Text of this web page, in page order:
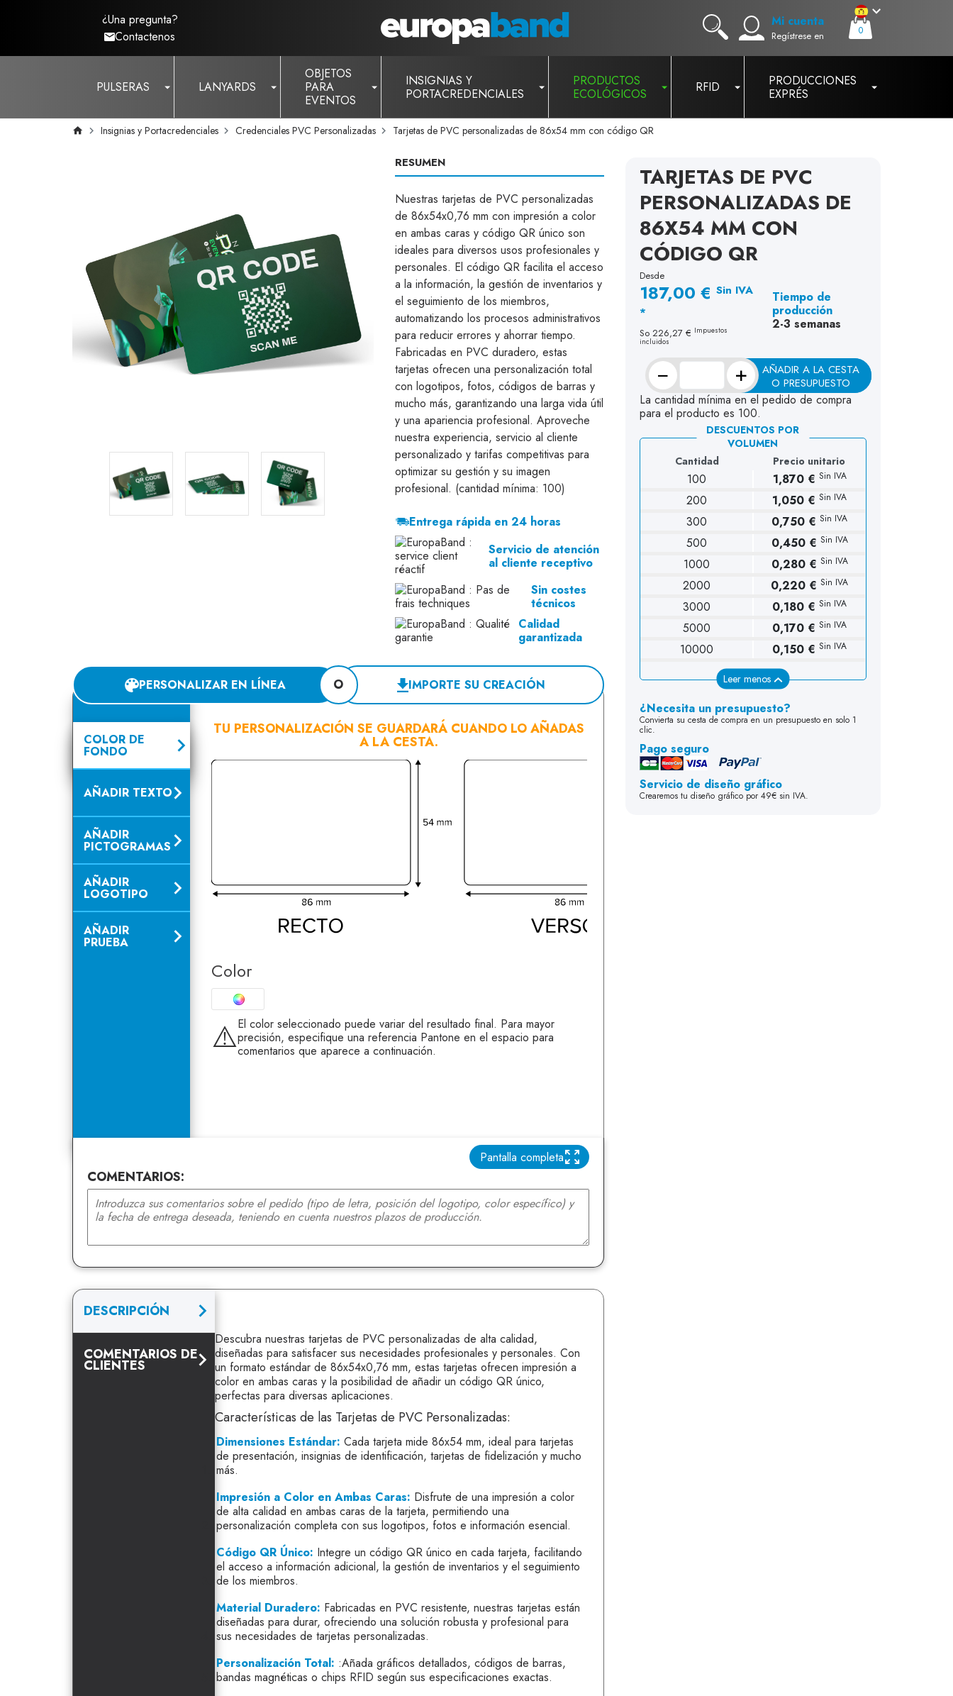
¿Una pregunta?
Contactenos
Mi cuenta
Regístrese en 0
PULSERAS LANYARDS
OBJETOS
PARA
EVENTOS
INSIGNIAS Y
PORTACREDENCIALES
PRODUCTOS
ECOLÓGICOS
RFID
PRODUCCIONES
EXPRÉS
Insignias y Portacredenciales Credenciales PVC Personalizadas Tarjetas de PVC personalizadas de 86x54 mm con código QR
RESUMEN
Nuestras tarjetas de PVC personalizadas
de 86x54x0,76 mm con impresión a color
en ambas caras y código QR único son
ideales para diversos usos profesionales y
personales. El código QR facilita el acceso
a la información, la gestión de inventarios y
el seguimiento de los miembros,
automatizando los procesos administrativos
para reducir errores y ahorrar tiempo.
Fabricadas en PVC duradero, estas
tarjetas ofrecen una personalización total
con logotipos, fotos, códigos de barras y
mucho más, garantizando una larga vida útil
y una apariencia profesional. Aproveche
nuestra experiencia, servicio al cliente
personalizado y tarifas competitivas para
optimizar su gestión y su imagen
profesional. (cantidad mínima: 100)
Entrega rápida en 24 horas
Servicio de atención
al cliente receptivo
Sin costes
técnicos
Calidad
garantizada
PERSONALIZAR EN LÍNEA O IMPORTE SU CREACIÓN
COLOR DE
FONDO
AÑADIR TEXTO
AÑADIR
PICTOGRAMAS
AÑADIR
LOGOTIPO
AÑADIR
PRUEBA
TU PERSONALIZACIÓN SE GUARDARÁ CUANDO LO AÑADAS
A LA CESTA.
Color
⚠️El color seleccionado puede variar del resultado final. Para mayor
precisión, especifique una referencia Pantone en el espacio para
comentarios que aparece a continuación.
Pantalla completa
COMENTARIOS:
DESCRIPCIÓN
COMENTARIOS DE
CLIENTES
Descubra nuestras tarjetas de PVC personalizadas de alta calidad,
diseñadas para satisfacer sus necesidades profesionales y personales. Con
un formato estándar de 86x54x0,76 mm, estas tarjetas ofrecen impresión a
color en ambas caras y la posibilidad de añadir un código QR único,
perfectas para diversas aplicaciones.
Características de las Tarjetas de PVC Personalizadas:
Dimensiones Estándar: Cada tarjeta mide 86x54 mm, ideal para tarjetas
de presentación, insignias de identificación, tarjetas de fidelización y mucho
más.
Impresión a Color en Ambas Caras: Disfrute de una impresión a color
de alta calidad en ambas caras de la tarjeta, permitiendo una
personalización completa con sus logotipos, fotos e información esencial.
Código QR Único: Integre un código QR único en cada tarjeta, facilitando
el acceso a información adicional, la gestión de inventarios y el seguimiento
de los miembros.
Material Duradero: Fabricadas en PVC resistente, nuestras tarjetas están
diseñadas para durar, ofreciendo una solución robusta y profesional para
sus necesidades de tarjetas personalizadas.
Personalización Total: :Añada gráficos detallados, códigos de barras,
bandas magnéticas o chips RFID según sus especificaciones exactas.
TARJETAS DE PVC
PERSONALIZADAS DE
86X54 MM CON
CÓDIGO QR
Desde
187,00 € Sin IVA
*
So 226,27 € Impuestos
incluidos
Tiempo de
producción
2-3 semanas
− +
AÑADIR A LA CESTA
O PRESUPUESTO
La cantidad mínima en el pedido de compra
para el producto es 100.
DESCUENTOS POR
VOLUMEN
Cantidad
Precio unitario
100 1,870 € Sin IVA
200 1,050 € Sin IVA
300 0,750 € Sin IVA
500 0,450 € Sin IVA
1000 0,280 € Sin IVA
2000 0,220 € Sin IVA
3000 0,180 € Sin IVA
5000 0,170 € Sin IVA
10000 0,150 € Sin IVA
Leer menos
¿Necesita un presupuesto?
Convierta su cesta de compra en un presupuesto en solo 1
clic.
Pago seguro
Servicio de diseño gráfico
Crearemos tu diseño gráfico por 49€ sin IVA.